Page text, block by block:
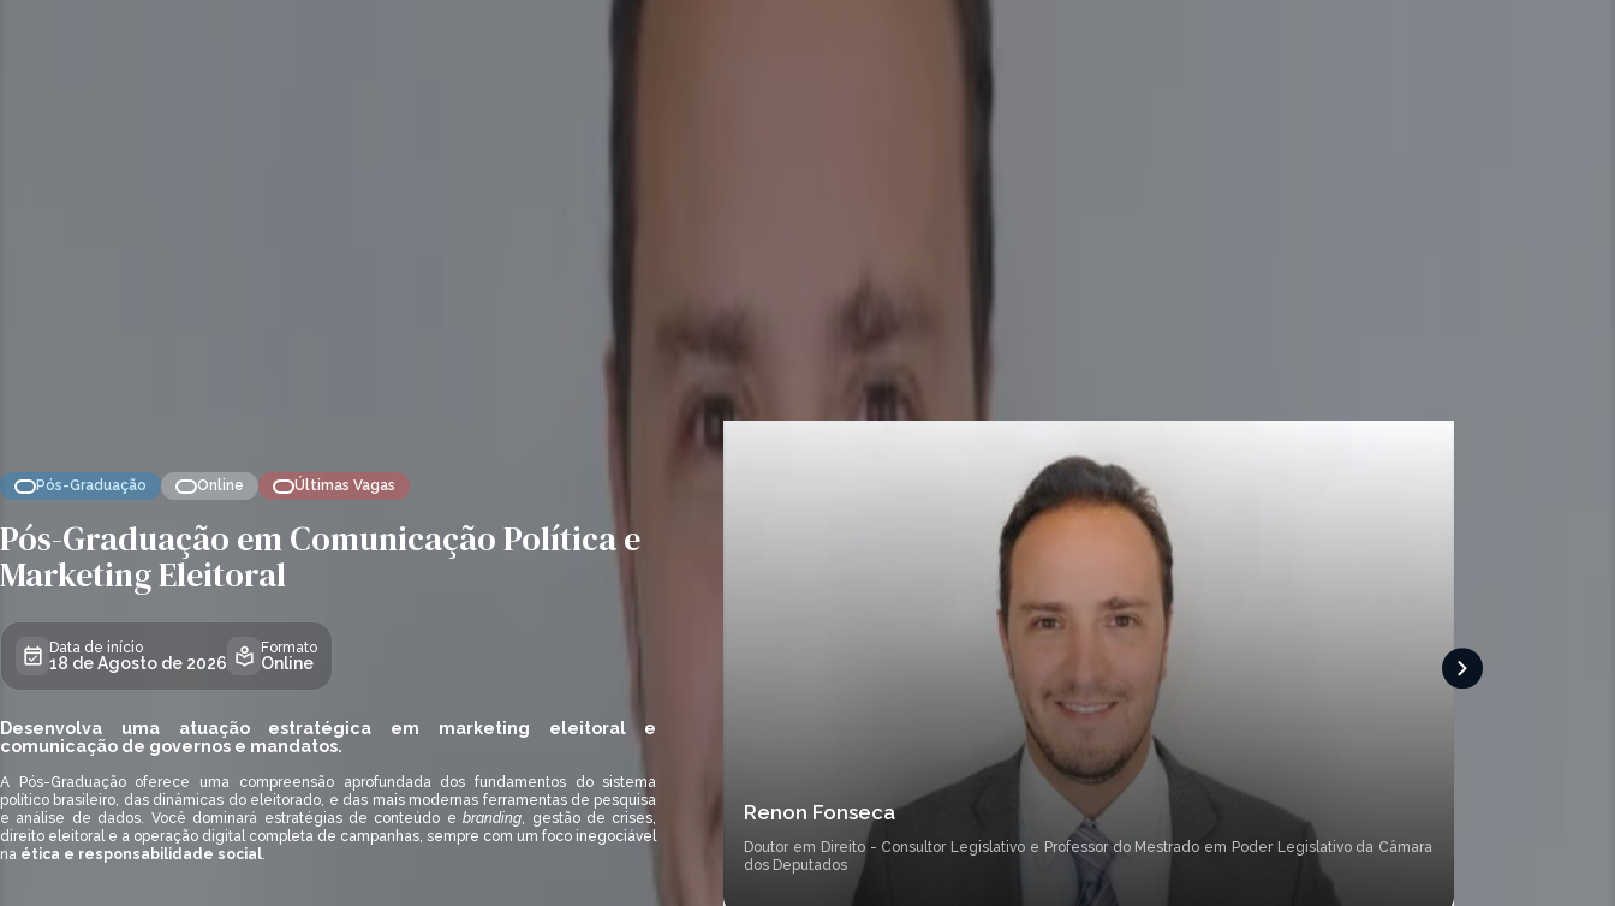
Pós-Graduação Online Últimas Vagas
Pós-Graduação em Comunicação Política e
Marketing Eleitoral
Data de início
18 de Agosto de 2026
Formato
Online
Desenvolva uma atuação estratégica em marketing eleitoral e
comunicação de governos e mandatos.
A Pós-Graduação oferece uma compreensão aprofundada dos fundamentos do sistema
político brasileiro, das dinâmicas do eleitorado, e das mais modernas ferramentas de pesquisa
e análise de dados. Você dominará estratégias de conteúdo ebranding, gestão de crises,
direito eleitoral e a operação digital completa de campanhas, sempre com um foco inegociável
na ética e responsabilidade social.
Renon Fonseca
Doutor em Direito - Consultor Legislativo e Professor do Mestrado em Poder Legislativo da Câmara
dos Deputados